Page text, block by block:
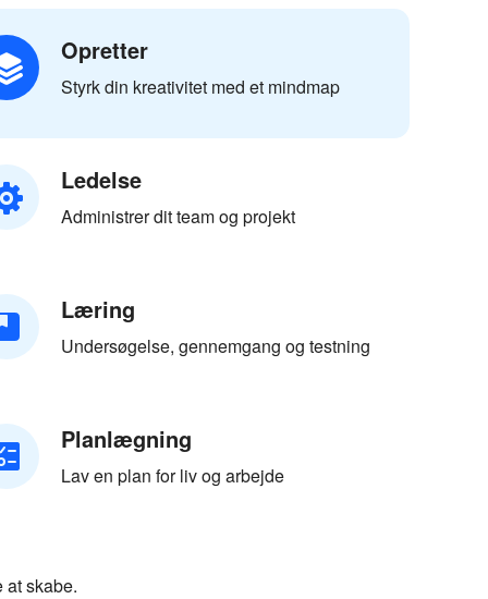
Opretter
Styrk din kreativitet med et mindmap
Ledelse
Administrer dit team og projekt
Læring
Undersøgelse, gennemgang og testning
Planlægning
Lav en plan for liv og arbejde
skabe.